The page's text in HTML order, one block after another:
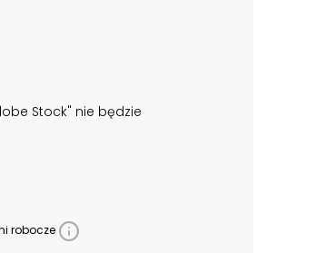
Stock" nie będzie
robocze